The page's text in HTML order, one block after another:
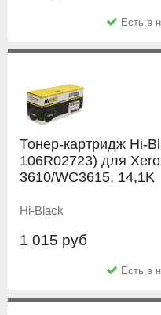
Есть в
Тонер-картридж Hi-
106R02723) для
3610/WC3615, 14,1K
Hi-Black
1 015 руб
Есть в